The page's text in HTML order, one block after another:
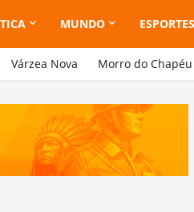
MUNDO ESPORTES
Várzea Nova Morro do Chapéu